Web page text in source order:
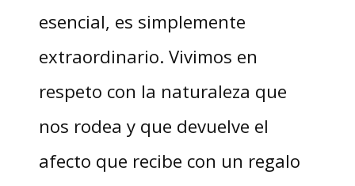
esencial, es simplemente
extraordinario. Vivimos en
respeto con la naturaleza que
nos rodea y que devuelve el
afecto que recibe con un regalo